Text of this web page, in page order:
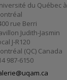
du Québec à
rue Berri
Judith-Jasmin
J-R120
(QC) Canada
987-6150